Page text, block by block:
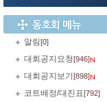
알림[0]
대회공지요청[946]
대회공지보기 [898]
코트배정/대진표[792]